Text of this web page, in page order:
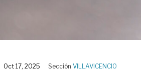
Oct 17, 2025 Sección VILLAVICENCIO